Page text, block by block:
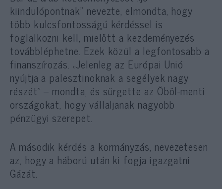
kiindulópontnak” nevezte, elmondta, hogy
több kulcsfontosságú kérdéssel is
foglalkozni kell, mielőtt a kezdeményezés
továbbléphetne. Ezek közül a legfontosabb a
finanszírozás. „Jelenleg az Európai Unió
nyújtja a palesztinoknak a segélyek nagy
részét” – mondta, és sürgette az Öböl-menti
országokat, hogy vállaljanak nagyobb
pénzügyi szerepet.
A második kérdés a kormányzás, nevezetesen
az, hogy a háború után ki fogja igazgatni
Gázát.